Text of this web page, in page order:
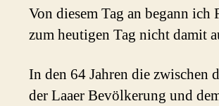
Von diesem Tag an begann
zum heutigen Tag nicht damit
In den 64 Jahren die zwischen
der Laaer Bevölkerung und